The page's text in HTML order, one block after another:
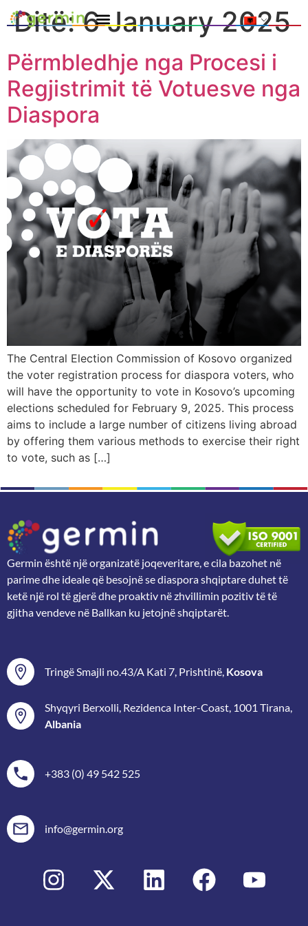
Ditë:6 January 2025
Përmbledhje nga Procesi i
Regjistrimit të Votuesve nga
Diaspora
The Central Election Commission of Kosovo organized
the voter registration process for diaspora voters, who
will have the opportunity to vote in Kosovo’s upcoming
elections scheduled for February 9, 2025. This process
aims to include a large number of citizens living abroad
by offering them various methods to exercise their right
to vote, such as […]
Germin është një organizatë joqeveritare, e cila bazohet në
parime dhe ideale që besojnë se diaspora shqiptare duhet të
ketë një rol të gjerë dhe proaktiv në zhvillimin pozitiv të të
gjitha vendeve në Ballkan ku jetojnë shqiptarët.
Tringë Smajli no.43/A Kati 7, Prishtinë, Kosova
Shyqyri Berxolli, Rezidenca Inter-Coast, 1001 Tirana,
Albania
+383 (0) 49 542 525
info@germin.org